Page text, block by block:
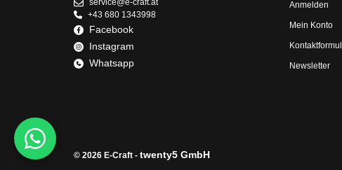
service@e-craft.at
+43 680 1343998
Facebook
Instagram
Whatsapp
Anmelden
Mein Konto
Newsletter
© 2026 E-Craft - twenty5 GmbH